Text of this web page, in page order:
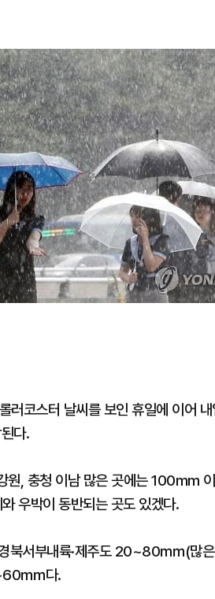
러코스터 날씨를 보인 휴일에 이어
다.
원, 충청 이남 많은 곳에는 100mm
우박이 동반되는 곳도 있겠다.
경북서부내륙·제주도 20~80㎜(
㎜다.